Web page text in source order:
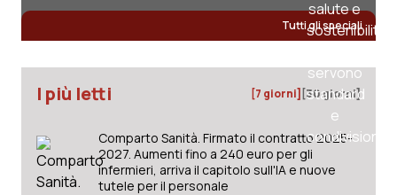
Tutti gli speciali
I più letti [7 giorni] [30 giorni]
Comparto Sanità. Firmato il contratto 2025-
2027. Aumenti fino a 240 euro per gli
infermieri, arriva il capitolo sull'IA e nuove
tutele per il personale